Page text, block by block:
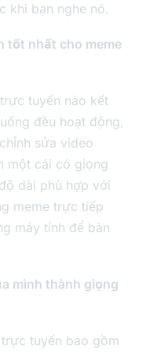
khi bạn nghe nó.
tốt nhất cho meme
tuyến nào kết
đều hoạt động,
sửa video
một cái có giọng
dài phù hợp với
meme trực tiếp
máy tính để bàn
mình thành giọng
tuyến bao gồm